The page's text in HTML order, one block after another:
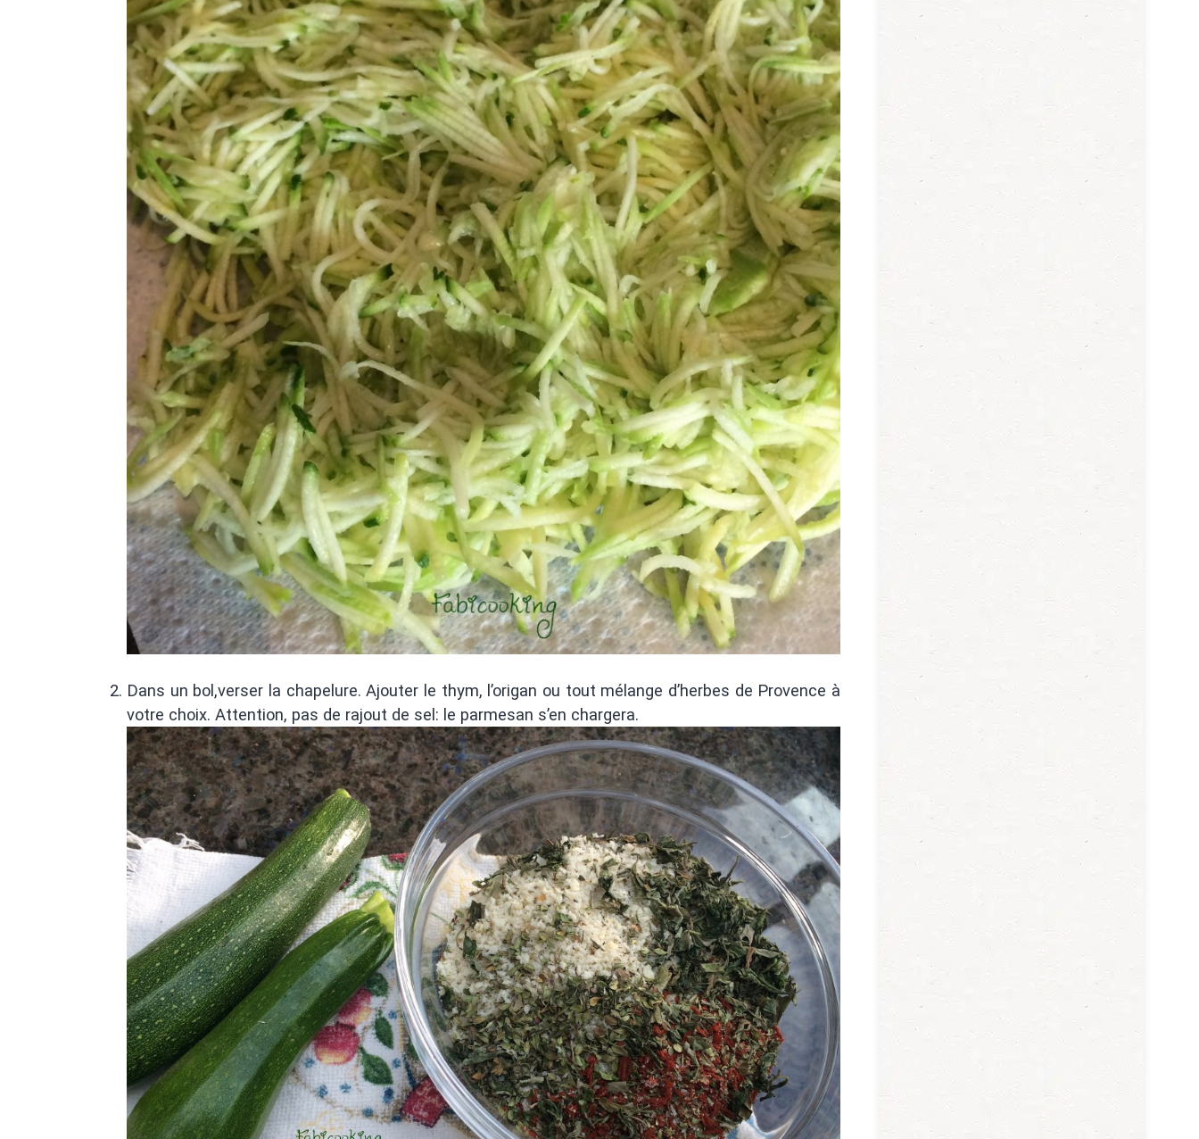
Dans un bol,verser la chapelure. Ajouter le thym, l’origan ou tout mélange d’herbes de Provence à
votre choix. Attention, pas de rajout de sel: le parmesan s’en chargera.